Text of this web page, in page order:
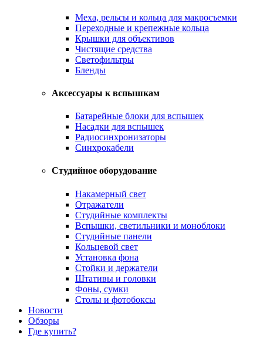
Меха, рельсы и кольца для макросъемки
Переходные и крепежные кольца
Крышки для объективов
Чистящие средства
Светофильтры
Бленды
Аксессуары к вспышкам
Батарейные блоки для вспышек
Насадки для вспышек
Радиосинхронизаторы
Синхрокабели
Студийное оборудование
Накамерный свет
Отражатели
Студийные комплекты
Вспышки, светильники и моноблоки
Студийные панели
Кольцевой свет
Установка фона
Стойки и держатели
Штативы и головки
Фоны, сумки
Столы и фотобоксы
Новости
Обзоры
Где купить?